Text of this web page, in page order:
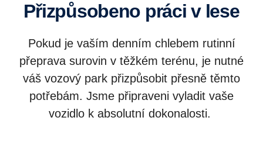
Přizpůsobeno práci v lese
Pokud je vaším denním chlebem rutinní
přeprava surovin v těžkém terénu, je nutné
váš vozový park přizpůsobit přesně těmto
potřebám. Jsme připraveni vyladit vaše
vozidlo k absolutní dokonalosti.